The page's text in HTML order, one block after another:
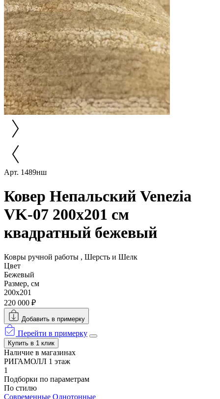
Арт. 1489нш
Ковер Непальский Venezia
VK-07 200x201 см
квадратный бежевый
Ковры ручной работы , Шерсть и Шелк
Цвет
Бежевый
Размер, см
200x201
220 000 ₽
Добавить в примерку
Перейти в примерку
Купить в 1 клик
Наличие в магазинах
РИГАМОЛЛ 1 этаж
1
Подборки по параметрам
По стилю
Современные Однотонные